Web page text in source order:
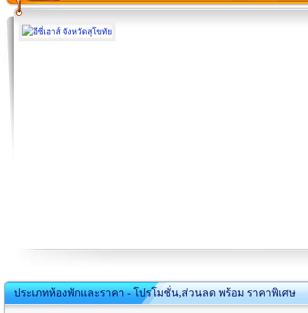
ประเภทห้องพักและราคา - โปรโมชั่น,ส่วนลด พร้อม ราคาพิเศษ